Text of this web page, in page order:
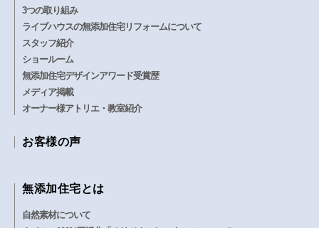
3つの取り組み
ライブハウスの無添加住宅リフォームについて
スタッフ紹介
ショールーム
無添加住宅デザインアワード受賞歴
メディア掲載
オーナー様アトリエ・教室紹介
お客様の声
無添加住宅とは
自然素材について